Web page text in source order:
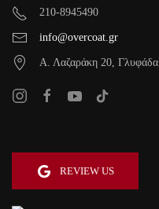
210-8945490
info@overcoat.gr
Α. Λαζαράκη 20, Γλυφάδα
REVIEW US